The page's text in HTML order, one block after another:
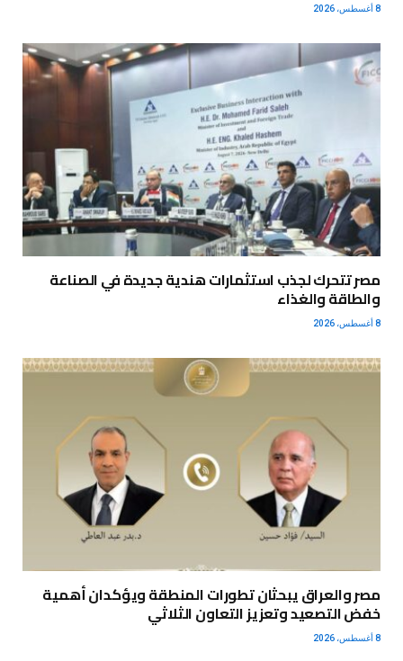
8 أغسطس، 2026
مصر تتحرك لجذب استثمارات هندية جديدة في الصناعة
والطاقة والغذاء
8 أغسطس، 2026
مصر والعراق يبحثان تطورات المنطقة ويؤكدان أهمية
خفض التصعيد وتعزيز التعاون الثلاثي
8 أغسطس، 2026